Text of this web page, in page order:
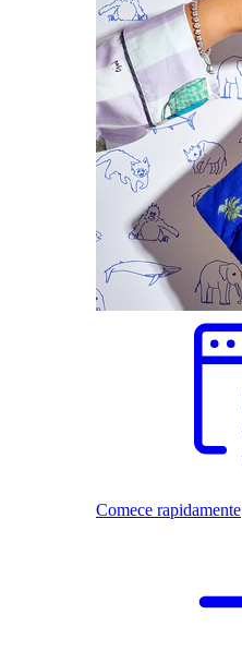
Comece rapidamente